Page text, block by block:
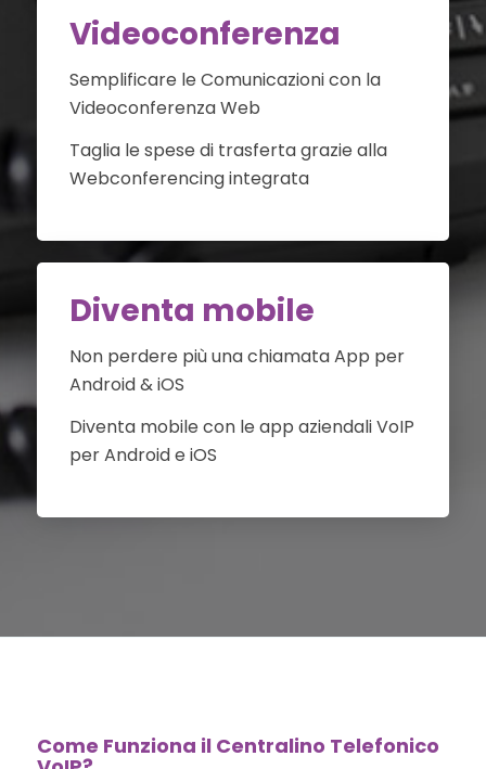
Videoconferenza
Semplificare le Comunicazioni con la
Videoconferenza Web
Taglia le spese di trasferta grazie alla
Webconferencing integrata
Diventa mobile
Non perdere più una chiamata App per
Android & iOS
Diventa mobile con le app aziendali VoIP
per Android e iOS
Come Funziona il Centralino Telefonico